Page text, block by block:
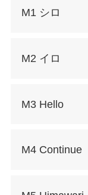
M1 シロ
M2 イロ
M3 Hello
M4 Continue